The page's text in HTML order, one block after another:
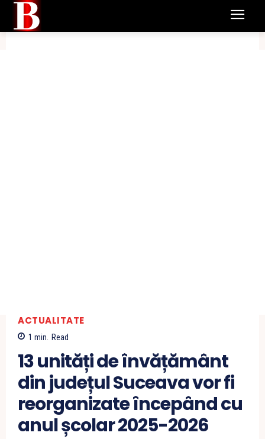
ACTUALITATE
1 min. Read
13 unități de învățământ
din județul Suceava vor fi
reorganizate începând cu
anul școlar 2025-2026